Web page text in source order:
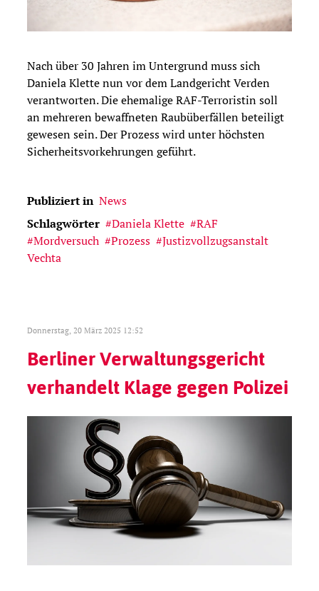
Nach über 30 Jahren im Untergrund muss sich
Daniela Klette nun vor dem Landgericht Verden
verantworten. Die ehemalige RAF-Terroristin soll
an mehreren bewaffneten Raubüberfällen beteiligt
gewesen sein. Der Prozess wird unter höchsten
Sicherheitsvorkehrungen geführt.
Publiziert in News
Schlagwörter
Daniela Klette
RAF
Mordversuch
Prozess
Justizvollzugsanstalt
Vechta
Donnerstag, 20 März 2025 12:52
Berliner Verwaltungsgericht
verhandelt Klage gegen Polizei